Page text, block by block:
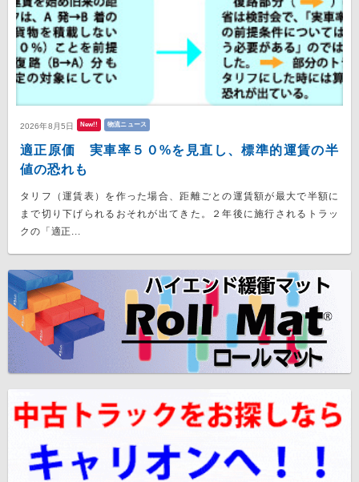
2026年8月5日 New!! 物流ニュース
適正原価 実車率５０%を見直し、標準的運賃の半
値の恐れも
タリフ（運賃表）を作った場合、距離ごとの運賃額が最大で半額に
まで切り下げられるおそれが出てきた。２年後に施行されるトラッ
クの「適正...